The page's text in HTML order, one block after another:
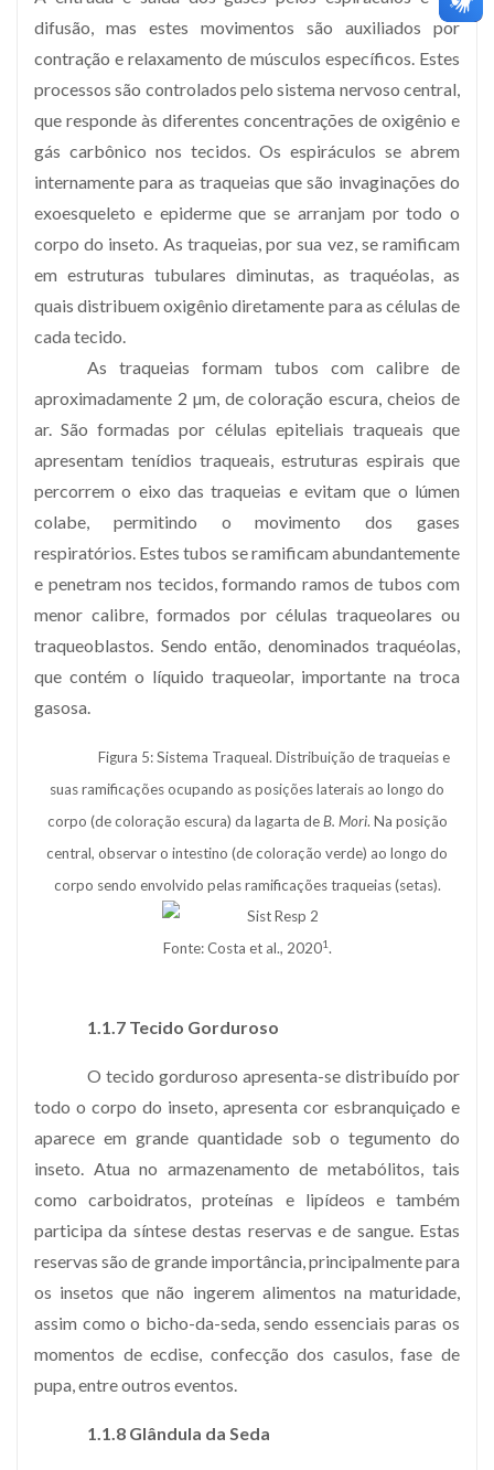
difusão, mas estes movimentos são auxiliados por
contração e relaxamento de músculos específicos. Estes
processos são controlados pelo sistema nervoso central,
que responde às diferentes concentrações de oxigênio e
gás carbônico nos tecidos. Os espiráculos se abrem
internamente para as traqueias que são invaginações do
exoesqueleto e epiderme que se arranjam por todo o
corpo do inseto. As traqueias, por sua vez, se ramificam
em estruturas tubulares diminutas, as traquéolas, as
quais distribuem oxigênio diretamente para as células de
cada tecido.
As traqueias formam tubos com calibre de
aproximadamente 2 µm, de coloração escura, cheios de
ar. São formadas por células epiteliais traqueais que
apresentam tenídios traqueais, estruturas espirais que
percorrem o eixo das traqueias e evitam que o lúmen
colabe, permitindo o movimento dos gases
respiratórios. Estes tubos se ramificam abundantemente
e penetram nos tecidos, formando ramos de tubos com
menor calibre, formados por células traqueolares ou
traqueoblastos. Sendo então, denominados traquéolas,
que contém o líquido traqueolar, importante na troca
gasosa.
Figura 5: Sistema Traqueal. Distribuição de traqueias e
suas ramificações ocupando as posições laterais ao longo do
corpo (de coloração escura) da lagarta deB. Mori. Na posição
central, observar o intestino (de coloração verde) ao longo do
corpo sendo envolvido pelas ramificações traqueias (setas).
Fonte: Costa et al., 20201.
1.1.7 Tecido Gorduroso
O tecido gorduroso apresenta-se distribuído por
todo o corpo do inseto, apresenta cor esbranquiçado e
aparece em grande quantidade sob o tegumento do
inseto. Atua no armazenamento de metabólitos, tais
como carboidratos, proteínas e lipídeos e também
participa da síntese destas reservas e de sangue. Estas
reservas são de grande importância, principalmente para
os insetos que não ingerem alimentos na maturidade,
assim como o bicho-da-seda, sendo essenciais paras os
momentos de ecdise, confecção dos casulos, fase de
pupa, entre outros eventos.
1.1.8 Glândula da Seda